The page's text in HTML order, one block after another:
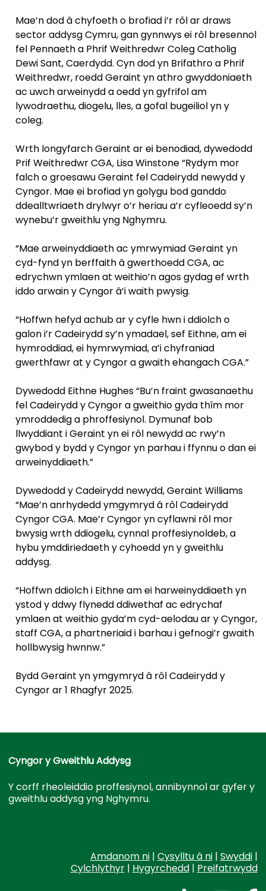
Mae’n dod â chyfoeth o brofiad i’r rôl ar draws
sector addysg Cymru, gan gynnwys ei rôl bresennol
fel Pennaeth a Phrif Weithredwr Coleg Catholig
Dewi Sant, Caerdydd. Cyn dod yn Brifathro a Phrif
Weithredwr, roedd Geraint yn athro gwyddoniaeth
ac uwch arweinydd a oedd yn gyfrifol am
lywodraethu, diogelu, lles, a gofal bugeiliol yn y
coleg.
Wrth longyfarch Geraint ar ei benodiad, dywedodd
Prif Weithredwr CGA, Lisa Winstone “Rydym mor
falch o groesawu Geraint fel Cadeirydd newydd y
Cyngor. Mae ei brofiad yn golygu bod ganddo
ddealltwriaeth drylwyr o’r heriau a’r cyfleoedd sy’n
wynebu’r gweithlu yng Nghymru.
“Mae arweinyddiaeth ac ymrwymiad Geraint yn
cyd-fynd yn berffaith â gwerthoedd CGA, ac
edrychwn ymlaen at weithio’n agos gydag ef wrth
iddo arwain y Cyngor â’i waith pwysig.
“Hoffwn hefyd achub ar y cyfle hwn i ddiolch o
galon i’r Cadeirydd sy’n ymadael, sef Eithne, am ei
hymroddiad, ei hymrwymiad, a’i chyfraniad
gwerthfawr at y Cyngor a gwaith ehangach CGA.”
Dywedodd Eithne Hughes “Bu’n fraint gwasanaethu
fel Cadeirydd y Cyngor a gweithio gyda thîm mor
ymroddedig a phroffesiynol. Dymunaf bob
llwyddiant i Geraint yn ei rôl newydd ac rwy’n
gwybod y bydd y Cyngor yn parhau i ffynnu o dan ei
arweinyddiaeth.”
Dywedodd y Cadeirydd newydd, Geraint Williams
“Mae’n anrhydedd ymgymryd â rôl Cadeirydd
Cyngor CGA. Mae’r Cyngor yn cyflawni rôl mor
bwysig wrth ddiogelu, cynnal proffesiynoldeb, a
hybu ymddiriedaeth y cyhoedd yn y gweithlu
addysg.
“Hoffwn ddiolch i Eithne am ei harweinyddiaeth yn
ystod y ddwy flynedd ddiwethaf ac edrychaf
ymlaen at weithio gyda’m cyd-aelodau ar y Cyngor,
staff CGA, a phartneriaid i barhau i gefnogi’r gwaith
hollbwysig hwnnw.”
Bydd Geraint yn ymgymryd â rôl Cadeirydd y
Cyngor ar 1 Rhagfyr 2025.
Cyngor y Gweithlu Addysg
Y corff rheoleiddio proffesiynol, annibynnol ar gyfer y
gweithlu addysg yng Nghymru.
Amdanom ni| Cysylltu â ni| Swyddi|
Cylchlythyr| Hygyrchedd| Preifatrwydd